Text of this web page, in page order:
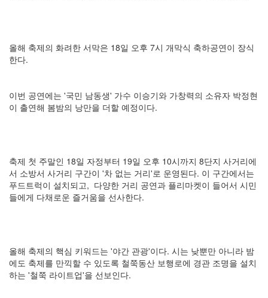
올해 축제의 화려한 서막은 18일 오후 7시 개막식 축하공연이 장식
한다.
이번 공연에는 '국민 남동생' 가수 이승기와 가창력의 소유자 박정현
이 출연해 봄밤의 낭만을 더할 예정이다.
축제 첫 주말인 18일 자정부터 19일 오후 10시까지 8단지 사거리에
서 소방서 사거리 구간이 '차 없는 거리'로 운영된다. 이 구간에서는
푸드트럭이 설치되고, 다양한 거리 공연과 플리마켓이 들어서 시민
들에게 다채로운 즐거움을 선사한다.
올해 축제의 핵심 키워드는 '야간 관광'이다. 시는 낮뿐만 아니라 밤
에도 축제를 만끽할 수 있도록 철쭉동산 보행로에 경관 조명을 설치
하는 '철쭉 라이트업'을 선보인다.